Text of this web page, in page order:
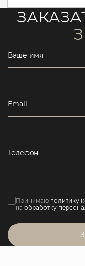
Ваше имя
Email
Телефон
Принимаю политику
на обработку